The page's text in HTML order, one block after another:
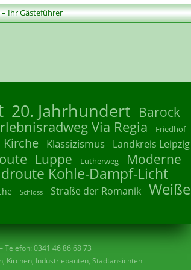
Ihr Gästeführer
20. Jahrhundert Barock
Via Regia Friedhof
Kirche Klassizismus Landkreis Leipzig
Luppe Lutherweg Moderne
Kohle-Dampf-Licht
Schloss Straße der Romanik Weiße
Telefon: 0341 46 86 68 73
Kirchen, Industriebauten, Stadtansichten